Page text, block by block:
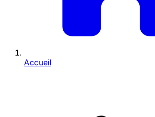
Accueil